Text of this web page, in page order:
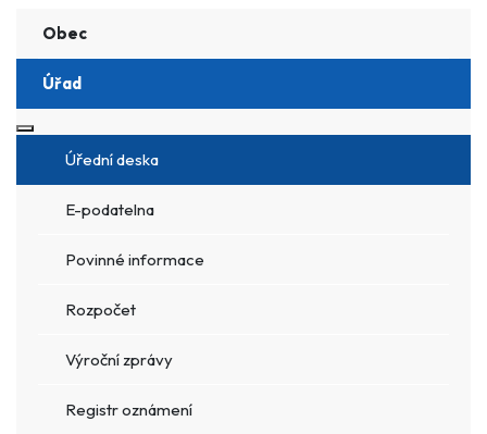
Obec
Úřad
Více o: Úřad
Úřední deska
E-podatelna
Povinné informace
Rozpočet
Výroční zprávy
Registr oznámení